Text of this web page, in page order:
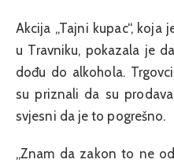
Akcija „Tajni kupac“,
u Travniku, pokazala je
dođu do alkohola.
su priznali da su
svjesni da je to pogrešno.
„Znam da zakon to ne